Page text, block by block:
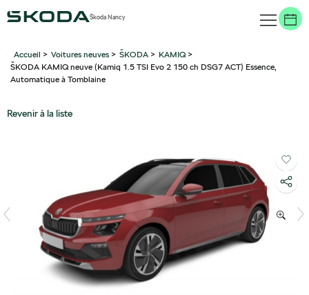
Škoda Nancy
Accueil > Voitures neuves > ŠKODA > KAMIQ>
ŠKODA KAMIQ neuve (Kamiq 1.5 TSI Evo 2 150 ch DSG7 ACT) Essence,
Automatique à Tomblaine
Revenir à la liste